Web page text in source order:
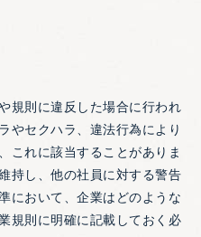
規則に違反した場合に行われ
やセクハラ、違法行為により
これに該当することがありま
持し、他の社員に対する警告
において、企業はどのような
規則に明確に記載しておく必